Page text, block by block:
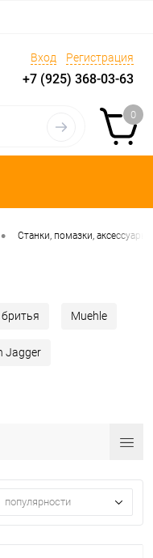
Вход Регистрация
+7 (925) 368-03-63
0
• Станки, помазки, аксессуары
Muehle
Jagger
популярности